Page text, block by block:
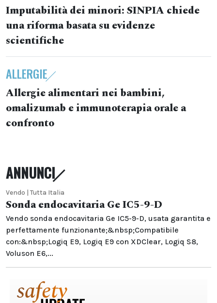
Imputabilità dei minori: SINPIA chiede
una riforma basata su evidenze
scientifiche
ALLERGIE
Allergie alimentari nei bambini,
omalizumab e immunoterapia orale a
confronto
ANNUNCI
Vendo | Tutta Italia
Sonda endocavitaria Ge IC5-9-D
Vendo sonda endocavitaria Ge IC5-9-D, usata garantita e
perfettamente funzionante;&nbsp;Compatibile
con:&nbsp;Logiq E9, Logiq E9 con XDClear, Logiq S8,
Voluson E6,...